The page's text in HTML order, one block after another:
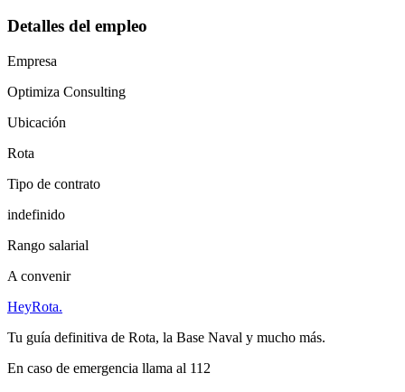
Detalles del empleo
Empresa
Optimiza Consulting
Ubicación
Rota
Tipo de contrato
indefinido
Rango salarial
A convenir
HeyRota.
Tu guía definitiva de Rota, la Base Naval y mucho más.
En caso de emergencia llama al 112